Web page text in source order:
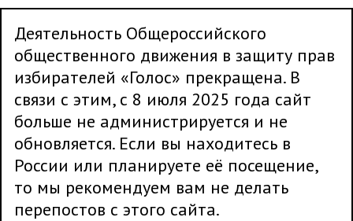
Деятельность Общероссийского
общественного движения в защиту прав
избирателей «Голос» прекращена. В
связи с этим, с 8 июля 2025 года сайт
больше не администрируется и не
обновляется. Если вы находитесь в
России или планируете её посещение,
то мы рекомендуем вам не делать
перепостов с этого сайта.